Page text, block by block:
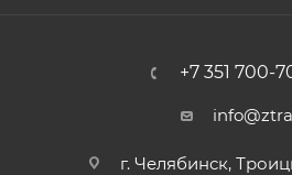
+7 351 700-
г. Челябинск,